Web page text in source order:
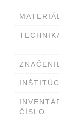
ČÍSLO: